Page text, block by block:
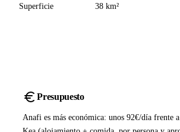
Superficie 38 km²
Presupuesto
Anafi es más económica: unos 92€/día frente